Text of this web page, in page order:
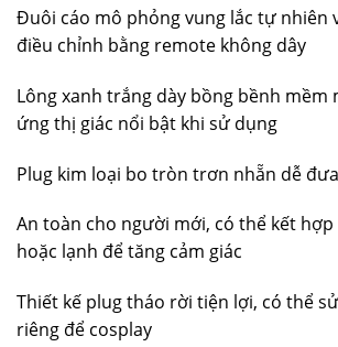
Đuôi cáo mô phỏng vung lắc tự nhiên
điều chỉnh bằng remote không dây
Lông xanh trắng dày bồng bềnh mềm
ứng thị giác nổi bật khi sử dụng
Plug kim loại bo tròn trơn nhẵn dễ
An toàn cho người mới, có thể kết
hoặc lạnh để tăng cảm giác
Thiết kế plug tháo rời tiện lợi, có thể
riêng để cosplay